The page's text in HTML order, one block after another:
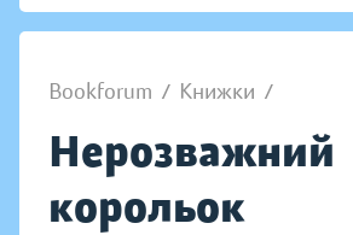
Bookforum / Книжки /
Нерозважний
корольок